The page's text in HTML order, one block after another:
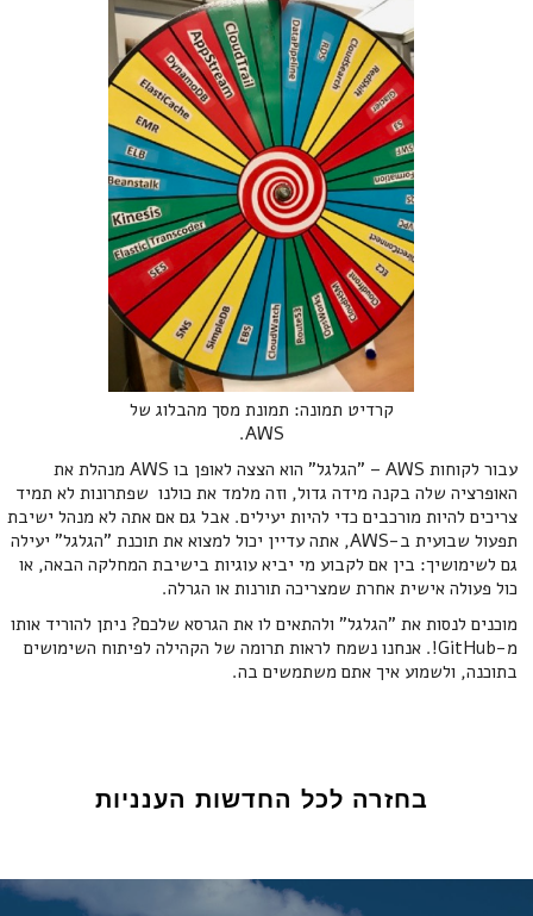
‍קרדיט תמונה: תמונת מסך מהבלוג של
AWS.
עבור לקוחות AWS – "הגלגל" הוא הצצה לאופן בו AWS מנהלת את
האופרציה שלה בקנה מידה גדול, וזה מלמד את כולנו שפתרונות לא תמיד
צריכים להיות מורכבים כדי להיות יעילים. אבל גם אם אתה לא מנהל ישיבת
תפעול שבועית ב-AWS, אתה עדיין יכול למצוא את תוכנת "הגלגל" יעילה
גם לשימושיך: בין אם לקבוע מי יביא עוגיות בישיבת המחלקה הבאה, או
כול פעולה אישית אחרת שמצריכה תורנות או הגרלה.
מוכנים לנסות את "הגלגל" ולהתאים לו את הגרסא שלכם? ניתן להוריד אותו
מ-GitHub!. אנחנו נשמח לראות תרומה של הקהילה לפיתוח השימושים
בתוכנה, ולשמוע איך אתם משתמשים בה.
בחזרה לכל החדשות הענניות